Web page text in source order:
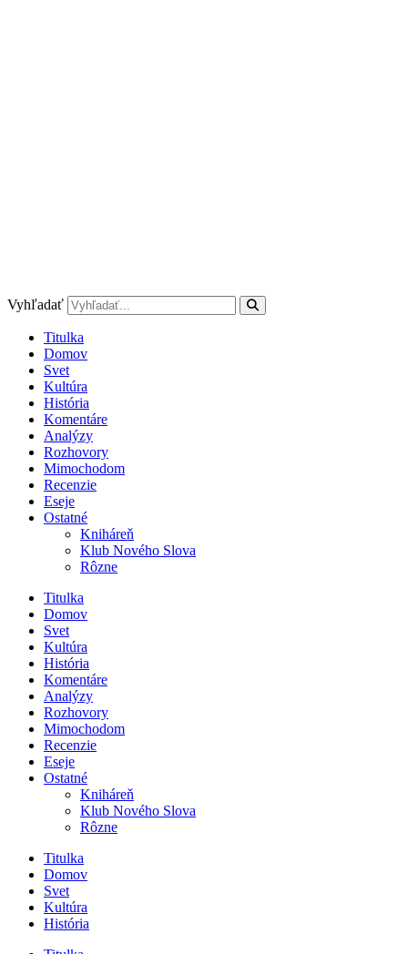
Vyhľadať
Titulka
Domov
Svet
Kultúra
História
Komentáre
Analýzy
Rozhovory
Mimochodom
Recenzie
Eseje
Ostatné
Kniháreň
Klub Nového Slova
Rôzne
Titulka
Domov
Svet
Kultúra
História
Komentáre
Analýzy
Rozhovory
Mimochodom
Recenzie
Eseje
Ostatné
Kniháreň
Klub Nového Slova
Rôzne
Titulka
Domov
Svet
Kultúra
História